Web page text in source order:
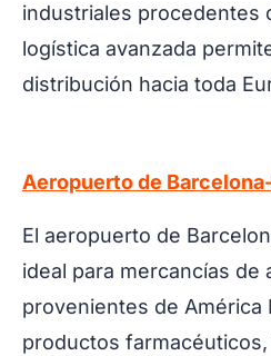
industriales procedentes
logística avanzada
distribución hacia toda
Aeropuerto de
El aeropuerto de
ideal para mercancías de
provenientes de América
productos